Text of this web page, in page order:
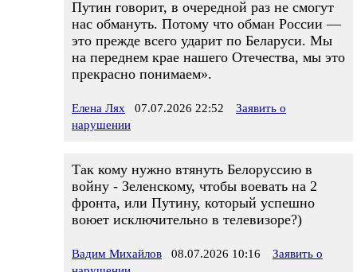
Путин говорит, в очередной раз не смогут
нас обмануть. Потому что обман России —
это прежде всего ударит по Беларуси. Мы
на переднем крае нашего Отечества, мы это
прекрасно понимаем».
Елена Лях 07.07.2026 22:52
Заявить о
нарушении
Так кому нужно втянуть Белоруссию в
войну - Зеленскому, чтобы воевать на 2
фронта, или Путину, который успешно
воюет исключительно в телевизоре?)
Вадим Михайлов 08.07.2026 10:16
Заявить о